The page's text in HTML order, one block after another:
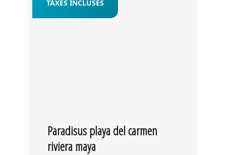
TAXES INCLUSES
Paradisus playa del carmen
riviera maya